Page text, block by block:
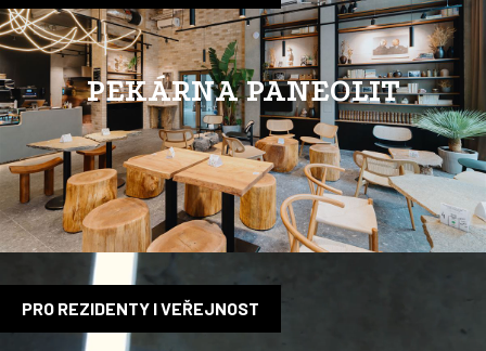
PEKÁRNA PANEOLIT
PRO REZIDENTY I VEŘEJNOST